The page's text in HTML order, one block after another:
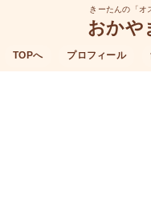
きーたんの「オ
おかや
TOPへ プロフィール